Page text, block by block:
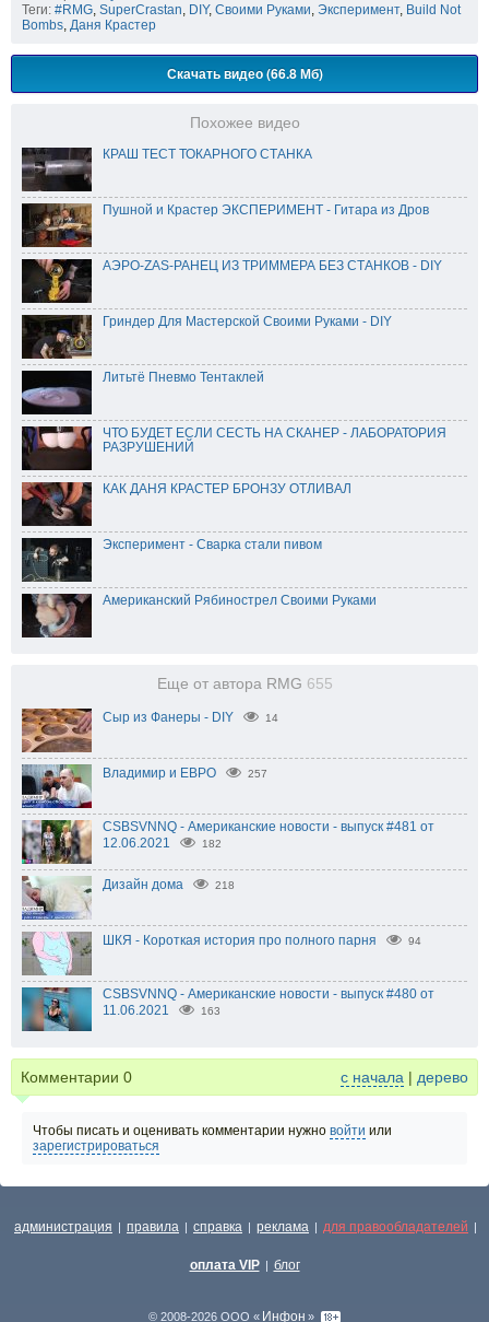
Теги: #RMG SuperCrastan DIY, Своими Руками Эксперимент, Build Not
Bombs Даня Крастер
Скачать видео (66.8 Мб)
Похожее видео
КРАШ ТЕСТ ТОКАРНОГО СТАНКА
Пушной и Крастер ЭКСПЕРИМЕНТ - Гитара из Дров
АЭРО-ZAS-РАНЕЦ ИЗ ТРИММЕРА БЕЗ СТАНКОВ - DIY
Гриндер Для Мастерской Своими Руками - DIY
Литьтё Пневмо Тентаклей
ЧТО БУДЕТ ЕСЛИ СЕСТЬ НА СКАНЕР - ЛАБОРАТОРИЯ
РАЗРУШЕНИЙ
КАК ДАНЯ КРАСТЕР БРОНЗУ ОТЛИВАЛ
Эксперимент - Сварка стали пивом
Американский Рябинострел Своими Руками
Еще от автора RMG 655
Сыр из Фанеры - DIY 14
Владимир и ЕВРО 257
CSBSVNNQ - Американские новости - выпуск #481 от
12.06.2021
182
Дизайн дома 218
ШКЯ - Короткая история про полного парня 94
CSBSVNNQ - Американские новости - выпуск #480 от
11.06.2021
163
Комментарии 0 с начала | дерево
Чтобы писать и оценивать комментарии нужно войти или
зарегистрироваться
администрация | правила | справка | реклама | для правообладателей |
оплата VIP | блог
© 2008-2026 ООО « Инфон »